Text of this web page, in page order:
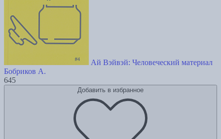
Ай Вэйвэй: Человеческий материал
Бобриков А.
645
Добавить в избранное